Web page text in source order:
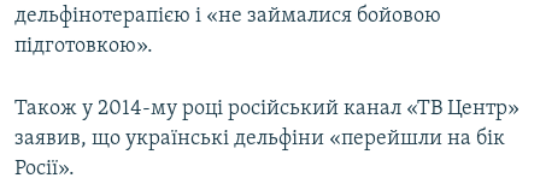
дельфінотерапією і «не займалися бойовою
підготовкою».
Також у 2014-му році російський канал «ТВ Центр»
заявив, що українські дельфіни «перейшли на бік
Росії».